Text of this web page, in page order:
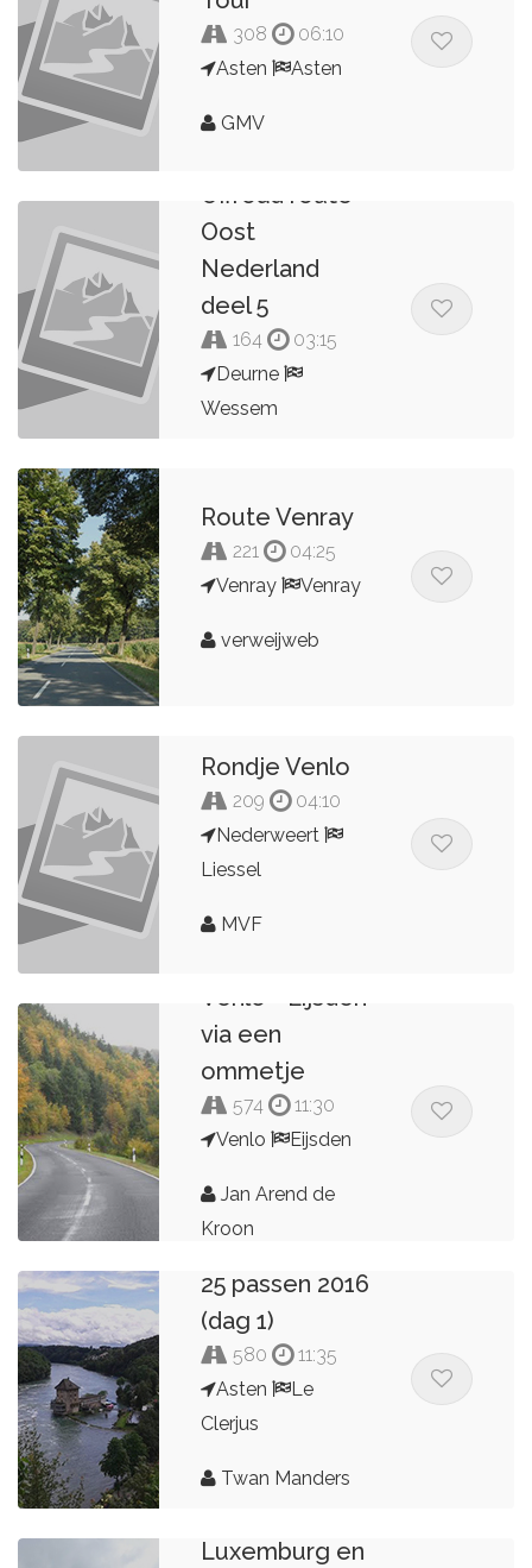
308
06:10
Asten
Asten
GMV
Offroad route
Oost
Nederland
deel 5
164
03:15
Deurne
Wessem
Route Venray
221
04:25
Venray
Venray
verweijweb
Rondje Venlo
209
04:10
Nederweert
Liessel
MVF
Venlo - Eijsden
via een
ommetje
574
11:30
Venlo
Eijsden
Jan Arend de
Kroon
25 passen 2016
(dag 1)
580
11:35
Asten
Le
Clerjus
Twan Manders
Luxemburg en